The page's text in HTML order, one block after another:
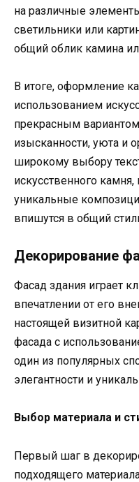
на различные
светильники или
общий облик камина
В итоге, оформление
использованием
прекрасным
изысканности, уюта и
широкому выбору
искусственного
уникальные
впишутся в общий
Декорирование
Фасад здания играет
впечатлении от его
настоящей визитной
фасада с
один из популярных
элегантности и
Выбор материала и
Первый шаг в
подходящего